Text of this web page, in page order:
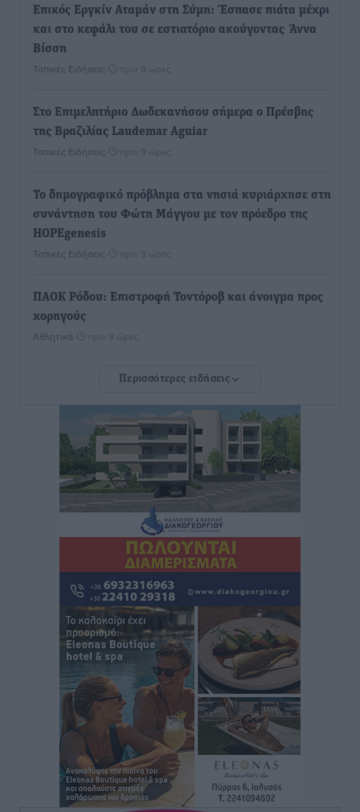
Επικός Εργκίν Αταμάν στη Σύμη: Έσπασε πιάτα μέχρι
και στο κεφάλι του σε εστιατόριο ακούγοντας Άννα
Βίσση
Τοπικές Ειδήσεις πριν 8 ώρες
Στο Επιμελητήριο Δωδεκανήσου σήμερα ο Πρέσβης
της Βραζιλίας Laudemar Aguiar
Τοπικές Ειδήσεις πριν 9 ώρες
To δημογραφικό πρόβλημα στα νησιά κυριάρχησε στη
συνάντηση του Φώτη Μάγγου με τον πρόεδρο της
HOPEgenesis
Τοπικές Ειδήσεις πριν 9 ώρες
ΠΑΟΚ Ρόδου: Επιστροφή Τοντόροβ και άνοιγμα προς
χορηγούς
Αθλητικά πριν 9 ώρες
Rhodes Beyond Summer – Εκεί που το καλοκαίρι
πριν 9 ώρες
Κικίλιας: Μειώθηκαν κατά 34% οι μεταναστευτικές
ροές στα θαλάσσια σύνορα
Κως: Γερμανός τουρίστας κέρδισε αποζημίωση 900
ευρώ επειδή δεν βρήκε ξαπλώστρες στις
οικογενειακές διακοπές του
Τοπικές Ειδήσεις• πριν 9 ώρες
Ο γεωεντοπισμός μέσω 112 «έσωσε» Δανό περιπατητή
Τοπικές Ειδήσεις• πριν 9 ώρες
Σύμη: Ανασύρθηκε σορός άνδρα – Εξετάζεται αν είναι
ο 8ος Γερμανός που αγνοούνταν μετά την παράσυρσή
ιστιοφόρου
Τοπικές Ειδήσεις• πριν 9 ώρες
Περισσότερες ειδήσεις